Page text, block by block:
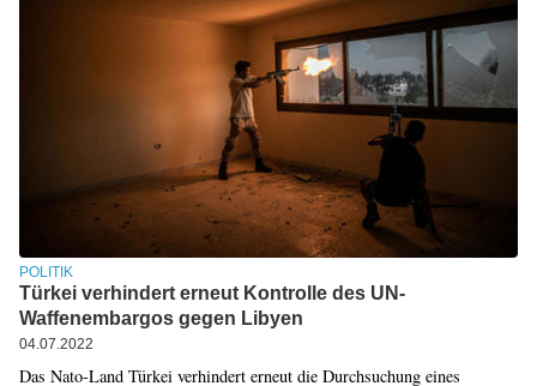
POLITIK
Türkei verhindert erneut Kontrolle des UN-
Waffenembargos gegen Libyen
04.07.2022
Das Nato-Land Türkei verhindert erneut die Durchsuchung eines